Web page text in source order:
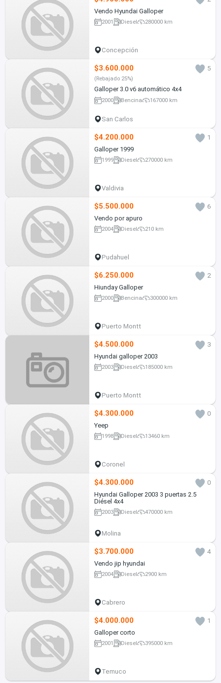
Vendo Hyundai Galloper
2001 Diesel 280000 km
Concepción
$3.600.000 5
(Rebajado 25%)
Galloper 3.0 v6 automático 4x4
2000 Bencina 167000 km
San Carlos
$4.200.000
1
Galloper 1999
1999 Diesel 270000 km
Valdivia
$5.500.000
6
Vendo por apuro
2004 Diesel 210 km
Pudahuel
$6.250.000
2
Hiunday Galloper
2000 Bencina 300000 km
Puerto Montt
$4.500.000
3
Hyundai galloper 2003
2003 Diesel 185000 km
Puerto Montt
$4.300.000
0
Yeep
1998 Diesel 13460 km
Coronel
$4.300.000
0
Hyundai Galloper 2003 3 puertas 2.5
Diésel 4x4
2003 Diesel 470000 km
Molina
$3.700.000
4
Vendo jip hyundai
2004 Diesel 2900 km
Cabrero
$4.000.000
1
Galloper corto
2001 Diesel 395000 km
Temuco